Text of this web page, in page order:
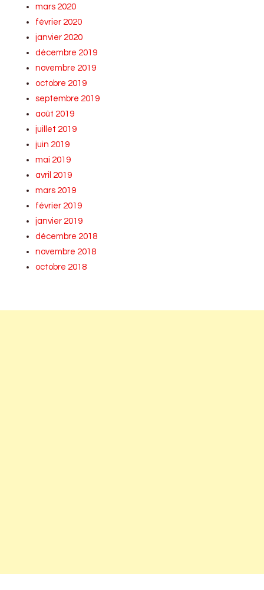
mars 2020
février 2020
janvier 2020
décembre 2019
novembre 2019
octobre 2019
septembre 2019
août 2019
juillet 2019
juin 2019
mai 2019
avril 2019
mars 2019
février 2019
janvier 2019
décembre 2018
novembre 2018
octobre 2018